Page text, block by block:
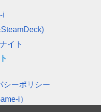
i
イト
シーポリシー
i）